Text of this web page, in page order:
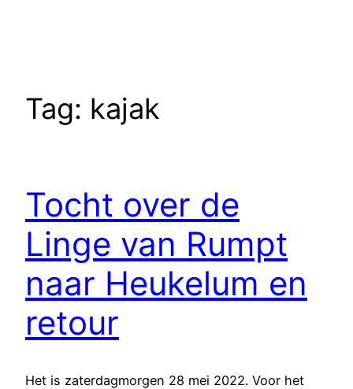
Tag: kajak
Tocht over de
Linge van Rumpt
naar Heukelum en
retour
Het is zaterdagmorgen 28 mei 2022. Voor het